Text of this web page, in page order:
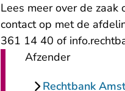
Lees meer over de zaak
contact op met de
361 14 40 of
Afzender
Rechtbank